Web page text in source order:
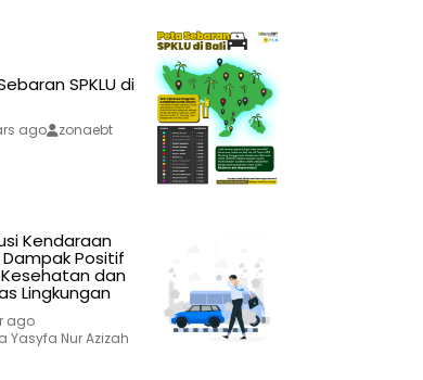
SPKLU di
ago zonaebt
Kendaraan
Dampak Positif
dan
Lingkungan
ago
Yasyfa Nur Azizah